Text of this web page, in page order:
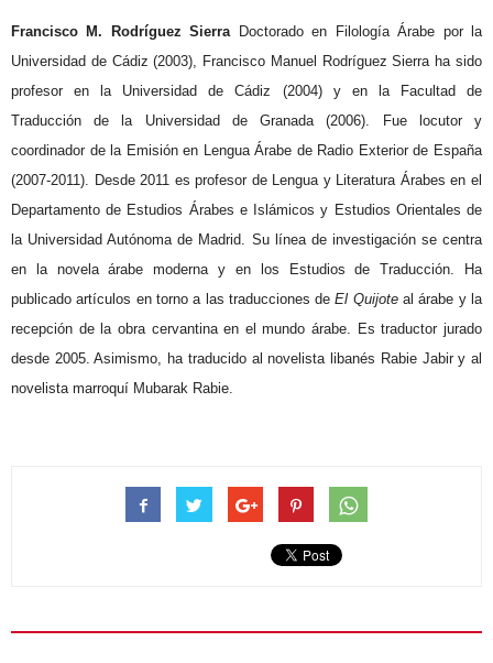
Francisco M. Rodríguez SierraDoctorado en Filología Árabe por la
Universidad de Cádiz (2003), Francisco Manuel Rodríguez Sierra ha sido
profesor en la Universidad de Cádiz (2004) y en la Facultad de
Traducción de la Universidad de Granada (2006). Fue locutor y
coordinador de la Emisión en Lengua Árabe de Radio Exterior de España
(2007-2011). Desde 2011 es profesor de Lengua y Literatura Árabes en el
Departamento de Estudios Árabes e Islámicos y Estudios Orientales de
la Universidad Autónoma de Madrid. Su línea de investigación se centra
en la novela árabe moderna y en los Estudios de Traducción. Ha
publicado artículos en torno a las traducciones deEl Quijoteal árabe y la
recepción de la obra cervantina en el mundo árabe. Es traductor jurado
desde 2005. Asimismo, ha traducido al novelista libanés Rabie Jabir y al
novelista marroquí Mubarak Rabie.